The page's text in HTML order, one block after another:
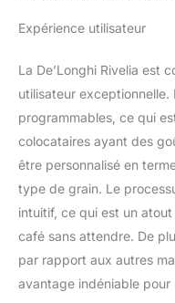
Expérience utilisateur
La De’Longhi Rivelia est
utilisateur
programmables, ce qui
colocataires ayant des
être personnalisé en
type de grain. Le
intuitif, ce qui est un
café sans attendre. De
par rapport aux autres
avantage indéniable pour